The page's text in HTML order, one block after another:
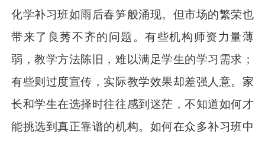
化学补习班如雨后春笋般涌现。但市场的繁荣也
带来了良莠不齐的问题。有些机构师资力量薄
弱，教学方法陈旧，难以满足学生的学习需求；
有些则过度宣传，实际教学效果却差强人意。家
长和学生在选择时往往感到迷茫，不知道如何才
能挑选到真正靠谱的机构。如何在众多补习班中